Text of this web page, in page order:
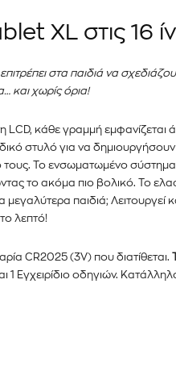
σας και δεν θα σας στείλουμε
XL στις 16
στα παιδιά να
και χωρίς όρια!
LCD, κάθε γραμμή εμφανίζεται
στυλό για να
Το ενσωματωμένο σύστημα
το ακόμα πιο βολικό. Το
μεγαλύτερα παιδιά;
λεπτό!
CR2025 (3V) που διατίθεται.
1 Εγχειρίδιο οδηγιών.